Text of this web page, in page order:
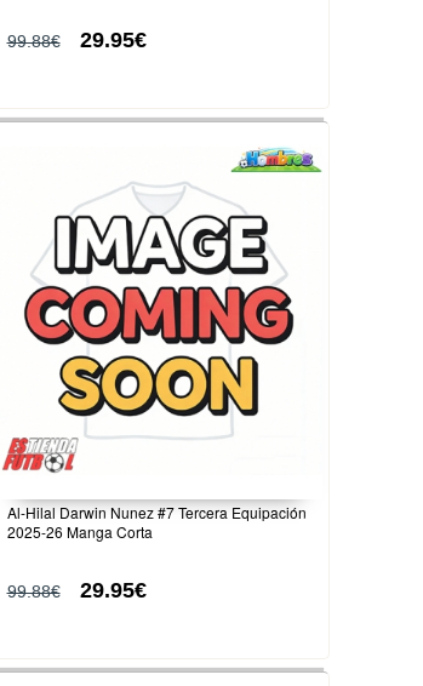
99.88€ 29.95€
Al-Hilal Darwin Nunez #7 Tercera Equipación
2025-26 Manga Corta
99.88€ 29.95€